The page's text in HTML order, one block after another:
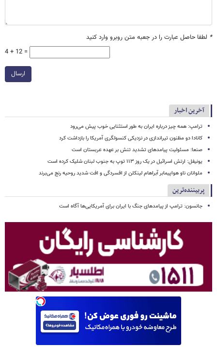
* لطفا حاصل عبارت را در جعبه متن روبرو وارد کنید
4 + 12 =
ارسال
آخرین اخبار
ترامپ: همه چیز درباره ایران به طور استثنایی خوب پیش می‌رود
کانادا دو مظنون تیراندازی در نزدیکی کنسولگری آمریکا را بازداشت کرد
صنعا: مسئولیت پیامدهای تشدید تنش بر عهده عربستان است
یونیفل: ارتش اسرائیل در یک روز ۱۱۳ توپ به جنوب لبنان شلیک کرده است
ملوانان ناو هواپیمابر آبراهام لینکلن از افسردگی و افت شدید روحیه رنج می‌برند
پربیننده‌ترین
جانسون: ترامپ از پیامدهای جنگ با ایران برای آمریکایی‌ها آگاه است